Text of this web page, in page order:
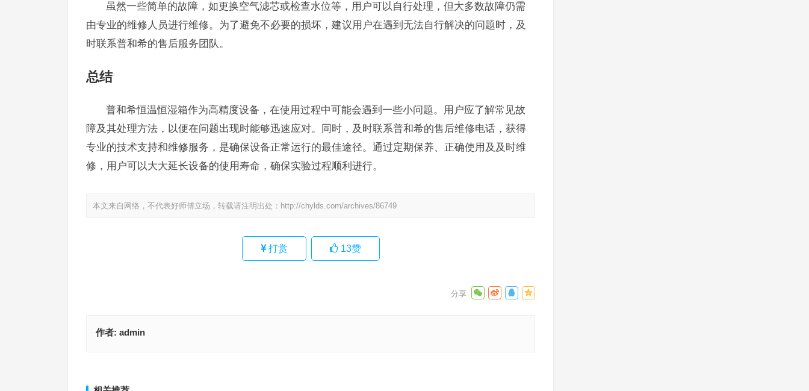
虽然一些简单的故障，如更换空气滤芯或检查水位等，用户可以自行处理，但大多数故障仍需
由专业的维修人员进行维修。为了避免不必要的损坏，建议用户在遇到无法自行解决的问题时，及
时联系普和希的售后服务团队。
总结
普和希恒温恒湿箱作为高精度设备，在使用过程中可能会遇到一些小问题。用户应了解常见故
障及其处理方法，以便在问题出现时能够迅速应对。同时，及时联系普和希的售后维修电话，获得
专业的技术支持和维修服务，是确保设备正常运行的最佳途径。通过定期保养、正确使用及及时维
修，用户可以大大延长设备的使用寿命，确保实验过程顺利进行。
本文来自网络，不代表好师傅立场，转载请注明出处： http://chylds.com/archives/86749
打赏 13赞
作者: admin